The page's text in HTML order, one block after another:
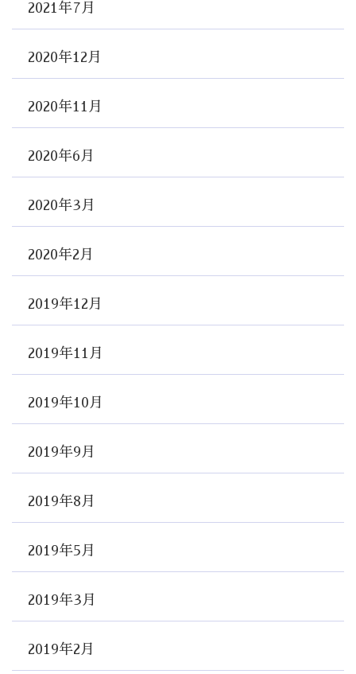
2021年7月
2020年12月
2020年11月
2020年6月
2020年3月
2020年2月
2019年12月
2019年11月
2019年10月
2019年9月
2019年8月
2019年5月
2019年3月
2019年2月